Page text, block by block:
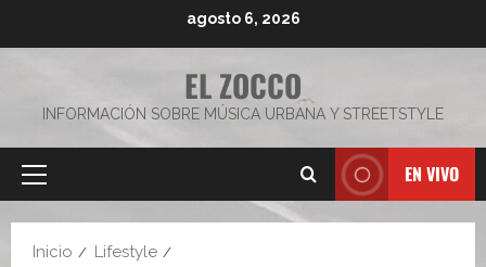
agosto 6, 2026
EL ZOCCO
INFORMACIÓN SOBRE MÚSICA URBANA Y STREETSTYLE
Menú
EN VIVO
Inicio
Lifestyle